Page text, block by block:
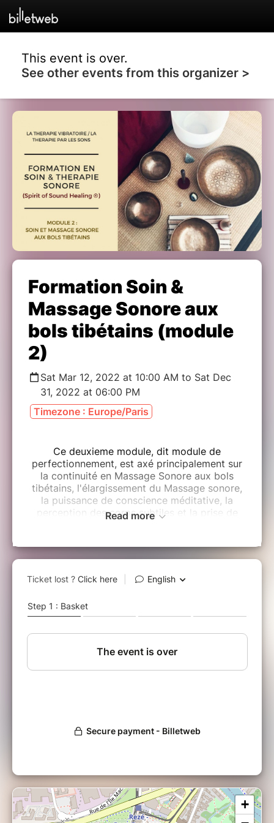
This event is over.
See other events from this organizer >
Formation Soin &
Massage Sonore aux
bols tibétains (module
2)
Sat Mar 12, 2022 at 10:00 AM to Sat Dec
31, 2022 at 06:00 PM
Timezone : Europe/Paris
Ce deuxieme module, dit module de
perfectionnement, est axé principalement sur
la continuité en Massage Sonore aux bols
tibétains, l'élargissement du Massage sonore,
la puissance de conscience méditative, la
perception des corps subtiles et la prise de
principalement le son et les vibrations des
bols tibétains pour apporter un lâcher-prise
physique et mental ayant pour objectif de
renforcer la santé.
Ce module vous permettra en complement du
profondeur avec la dimension du soin sonore
après avoir mieux appréhender votre travail
du Ressentis.
Un Elargissement de la pratique et des
soin au Gong, une approche vibratoire
permettant aussi bien une libération dans le
Massage Sonore que de travailler les
protections lors des soins.
Read more
+